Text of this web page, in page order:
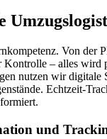
Von der
– alles wird
nutzen wir digitale
Echtzeit-
und